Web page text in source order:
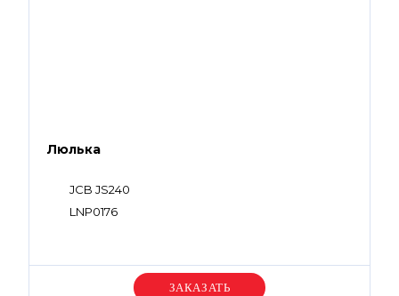
Люлька
JCB JS240
LNP0176
Уточняйте цену